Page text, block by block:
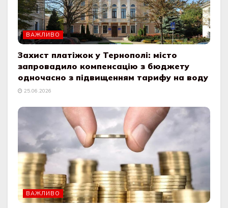
ВАЖЛИВО
Захист платіжок у Тернополі: місто
запровадило компенсацію з бюджету
одночасно з підвищенням тарифу на воду
25.06.2026
ВАЖЛИВО